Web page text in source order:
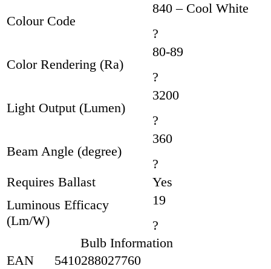
Colour Code
840 – Cool White
?
Color Rendering (Ra)
80-89
?
Light Output (Lumen)
3200
?
Beam Angle (degree)
360
?
Requires Ballast
Yes
Luminous Efficacy
(Lm/W)
19
?
Bulb Information
EAN
5410288027760